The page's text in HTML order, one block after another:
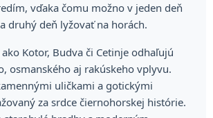
vďaka čomu možno v jeden deň
druhý deň lyžovať na horách.
Kotor, Budva či Cetinje odhaľujú
osmanského aj rakúskeho vplyvu.
uličkami a gotickými
za srdce čiernohorskej histórie.